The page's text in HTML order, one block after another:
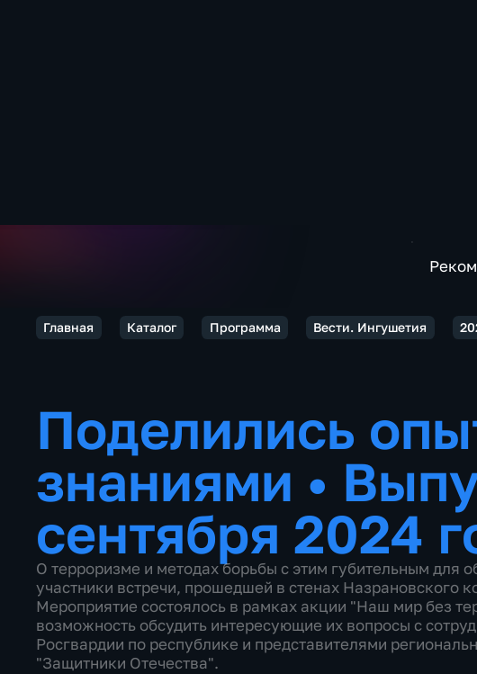
Главная Каталог Программа Вести. Ингушетия
Поделились
знаниями •
сентября 2024
О терроризме и методах борьбы с этим губительным для
участники встречи, прошедшей в стенах Назрановского
Мероприятие состоялось в рамках акции "Наш мир без
возможность обсудить интересующие их вопросы с
Росгвардии по республике и представителями
"Защитники Отечества".